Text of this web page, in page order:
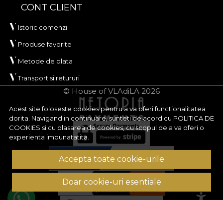
Acest site foloseste cookies pentru a va oferi functionalitatea
dorita. Navigand in continuare, sunteti de acord cu POLITICA DE
COOKIES si cu plasarea de cookies, cu scopul de a va oferi o
experienta imbunatatita.
Accepta toate cookie-urile
Doar cookie-uri esentiale
CONT CLIENT
Istoric comenzi
Produse favorite
Metode de plata
Transport si retururi
© House of VLAdiLA 2026